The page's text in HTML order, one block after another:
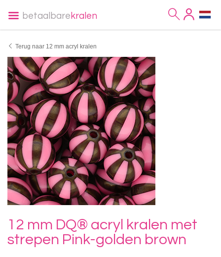
betaalbare kralen
Terug naar 12 mm acryl kralen
12 mm DQ® acryl kralen met
strepen Pink-golden brown